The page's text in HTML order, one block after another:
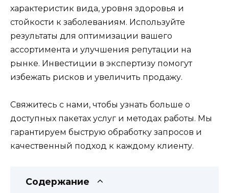
характеристик вида, уровня здоровья и
стойкости к заболеваниям. Используйте
результаты для оптимизации вашего
ассортимента и улучшения репутации на
рынке. Инвестиции в экспертизу помогут
избежать рисков и увеличить продажу.
Свяжитесь с нами, чтобы узнать больше о
доступных пакетах услуг и методах работы. Мы
гарантируем быструю обработку запросов и
качественный подход к каждому клиенту.
Содержание